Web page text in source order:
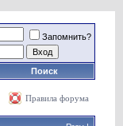
Запомнить?
Поиск
Правила форума